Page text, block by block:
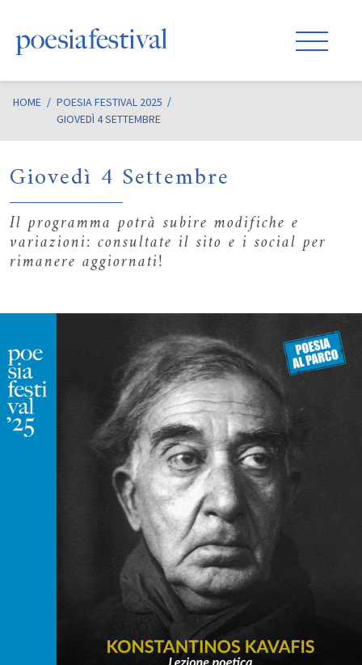
HOME / POESIA FESTIVAL 2025
GIOVEDÌ 4 SETTEMBRE
Giovedì 4 Settembre
Il programma potrà subire modifiche e
variazioni: consultate il sito e i social per
rimanere aggiornati!